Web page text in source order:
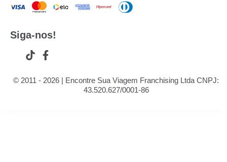
Siga-nos!
© 2011 - 2026 | Encontre Sua Viagem Franchising Ltda CNPJ:
43.520.627/0001-86